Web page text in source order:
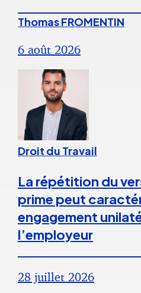
Thomas FROMENTIN
6 août 2026
Droit du Travail
La répétition du
prime peut
engagement
l’employeur
28 juillet 2026